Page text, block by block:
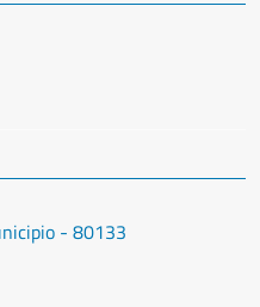
- 80133